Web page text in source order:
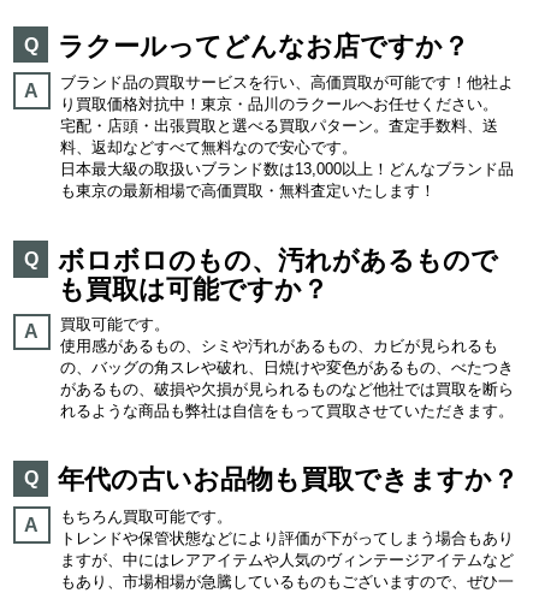
Q ラクールってどんなお店ですか？
A
ブランド品の買取サービスを行い、高価買取が可能です！他社よ
り買取価格対抗中！東京・品川のラクールへお任せください。
宅配・店頭・出張買取と選べる買取パターン。査定手数料、送
料、返却などすべて無料なので安心です。
日本最大級の取扱いブランド数は13,000以上！どんなブランド品
も東京の最新相場で高価買取・無料査定いたします！
Q
ボロボロのもの、汚れがあるもので
も買取は可能ですか？
A
買取可能です。
使用感があるもの、シミや汚れがあるもの、カビが見られるも
の、バッグの角スレや破れ、日焼けや変色があるもの、べたつき
があるもの、破損や欠損が見られるものなど他社では買取を断ら
れるような商品も弊社は自信をもって買取させていただきます。
Q 年代の古いお品物も買取できますか？
A
もちろん買取可能です。
トレンドや保管状態などにより評価が下がってしまう場合もあり
ますが、中にはレアアイテムや人気のヴィンテージアイテムなど
もあり、市場相場が急騰しているものもございますので、ぜひ一